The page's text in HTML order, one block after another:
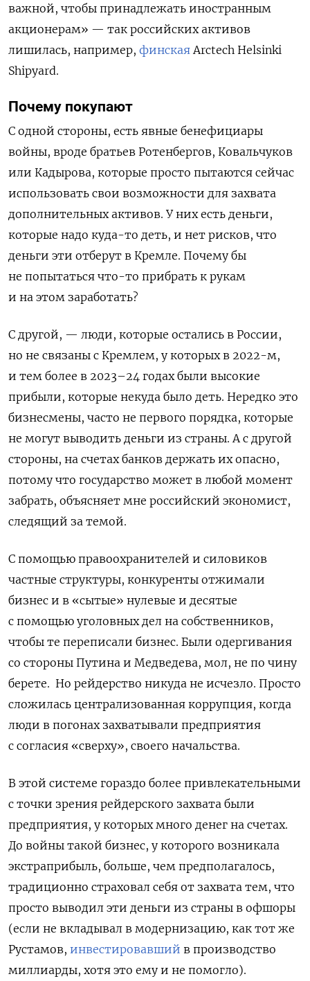
важной, чтобы принадлежать иностранным
акционерам» — так российских активов
лишилась, например, финская Arctech Helsinki
Shipyard.
Почему покупают
С одной стороны, есть явные бенефициары
войны, вроде братьев Ротенбергов, Ковальчуков
или Кадырова, которые просто пытаются сейчас
использовать свои возможности для захвата
дополнительных активов. У них есть деньги,
которые надо куда-то деть, и нет рисков, что
деньги эти отберут в Кремле. Почему бы
не попытаться что-то прибрать к рукам
и на этом заработать?
С другой, — люди, которые остались в России,
но не связаны с Кремлем, у которых в 2022-м,
и тем более в 2023–24 годах были высокие
прибыли, которые некуда было деть. Нередко это
бизнесмены, часто не первого порядка, которые
не могут выводить деньги из страны. А с другой
стороны, на счетах банков держать их опасно,
потому что государство может в любой момент
забрать, объясняет мне российский экономист,
следящий за темой.
С помощью правоохранителей и силовиков
частные структуры, конкуренты отжимали
бизнес и в «сытые» нулевые и десятые
с помощью уголовных дел на собственников,
чтобы те переписали бизнес. Были одергивания
со стороны Путина и Медведева, мол, не по чину
берете. Но рейдерство никуда не исчезло. Просто
сложилась централизованная коррупция, когда
люди в погонах захватывали предприятия
с согласия «сверху», своего начальства.
В этой системе гораздо более привлекательными
с точки зрения рейдерского захвата были
предприятия, у которых много денег на счетах.
До войны такой бизнес, у которого возникала
экстраприбыль, больше, чем предполагалось,
традиционно страховал себя от захвата тем, что
просто выводил эти деньги из страны в офшоры
(если не вкладывал в модернизацию, как тот же
Рустамов, инвестировавший в производство
миллиарды, хотя это ему и не помогло).